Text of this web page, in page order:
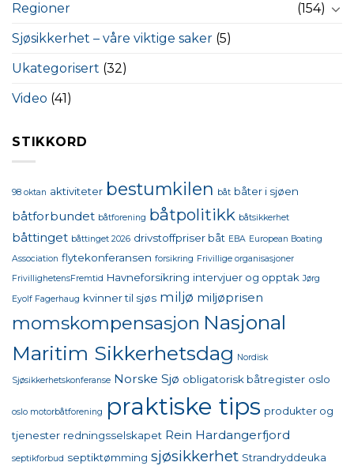
Regioner
(154)
Sjøsikkerhet – våre viktige saker (5)
Ukategorisert (32)
Video (41)
STIKKORD
98 oktan aktiviteter bestumkilen båt båter i sjøen
båtforbundet båtforening båtpolitikk båtsikkerhet
båttinget båttinget 2026 drivstoffpriser båt EBA European Boating
Association flytekonferansen forsikring Frivillige organisasjoner
FrivillighetensFremtid Havneforsikring intervjuer og opptak Jørg
Eyolf Fagerhaug kvinner til sjøs miljø miljøprisen
momskompensasjon Nasjonal
Maritim Sikkerhetsdag Nordisk
Sjøsikkerhetskonferanse Norske Sjø obligatorisk båtregister oslo
oslo motorbåtforening praktiske tips produkter og
tjenester redningsselskapet Rein Hardangerfjord
septikforbud septiktømming sjøsikkerhet Strandryddeuka